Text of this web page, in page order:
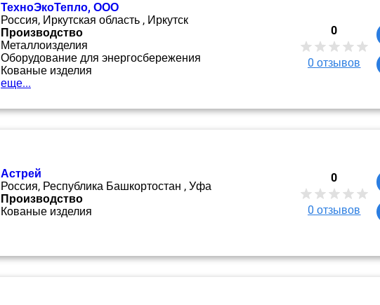
ТехноЭкоТепло, ООО
Россия, Иркутская область , Иркутск
Производство
Металлоизделия
Оборудование для энергосбережения
Кованые изделия
еще...
0
0 отзывов
Астрей
Россия, Республика Башкортостан , Уфа
Производство
Кованые изделия
0
0 отзывов